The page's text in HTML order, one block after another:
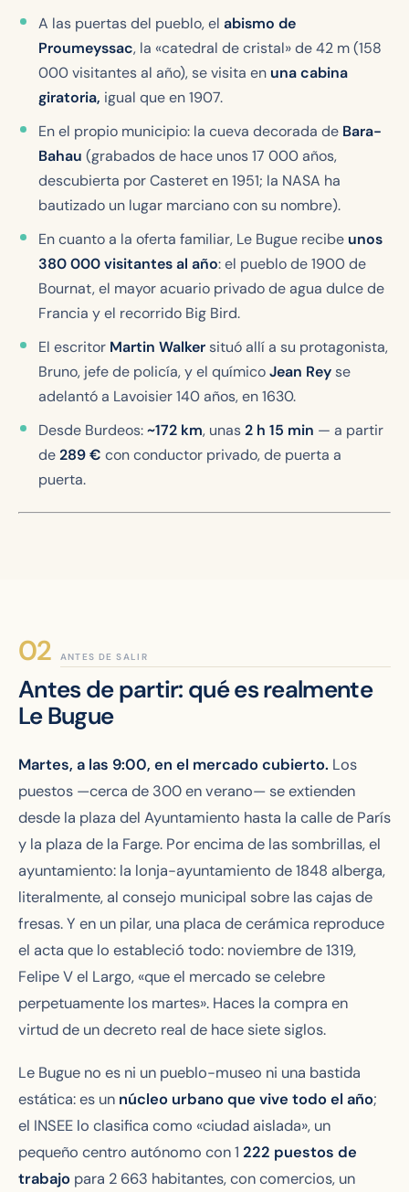
A las puertas del pueblo, el abismo de
Proumeyssac, la «catedral de cristal» de 42 m (158
000 visitantes al año), se visita en una cabina
giratoria, igual que en 1907.
En el propio municipio: la cueva decorada de Bara-
Bahau (grabados de hace unos 17 000 años,
descubierta por Casteret en 1951; la NASA ha
bautizado un lugar marciano con su nombre).
En cuanto a la oferta familiar, Le Bugue recibe unos
380 000 visitantes al año: el pueblo de 1900 de
Bournat, el mayor acuario privado de agua dulce de
Francia y el recorrido Big Bird.
El escritor Martin Walkersituó allí a su protagonista,
Bruno, jefe de policía, y el químicoJean Reyse
adelantó a Lavoisier 140 años, en 1630.
Desde Burdeos:~172 km, unas2 h 15 min — a partir
de289€ con conductor privado, de puerta a
puerta.
ANTES DE SALIR
Antes de partir: qué es realmente
Le Bugue
Martes, a las 9:00, en el mercado cubierto. Los
puestos —cerca de 300 en verano— se extienden
desde la plaza del Ayuntamiento hasta la calle de París
y la plaza de la Farge. Por encima de las sombrillas, el
ayuntamiento: la lonja-ayuntamiento de 1848 alberga,
literalmente, al consejo municipal sobre las cajas de
fresas. Y en un pilar, una placa de cerámica reproduce
el acta que lo estableció todo: noviembre de 1319,
Felipe V el Largo, «que el mercado se celebre
perpetuamente los martes». Haces la compra en
virtud de un decreto real de hace siete siglos.
Le Bugue no es ni un pueblo-museo ni una bastida
estática: es un núcleo urbano que vive todo el año;
el INSEE lo clasifica como «ciudad aislada», un
pequeño centro autónomo con 1 222 puestos de
trabajo para 2 663 habitantes, con comercios, un